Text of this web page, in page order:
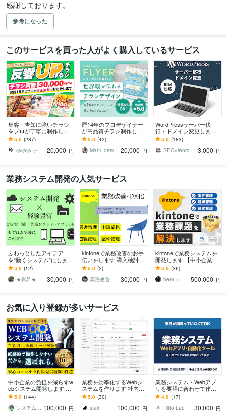
感謝しております。
参考になった
このサービスを買った人がよく購入しているサービス
集客・告知に強いチラシ
をプロが丁寧に制作しま
す チラシ・看板・三つ折
り・パンフ・ポスター・
メニュー OK！
5.0 (287)
ゆゆゆ デザイン
20,000 円
歴14年のプロデザイナー
が高品質チラシ制作しま
す 世界観を表現したター
ゲットに届くデザインお
届けします！
5.0 (42)
Mani_design 20,000 円
WordPressサーバー移
行・ドメイン変更します
即日可！セキュリティ設
定やSEO設定の見直しも
お任せください
5.0 (183)
SEO×WordPressエンジニア瀬尾 3,000 円
業務システム開発の人気サービス
ふわっとしたアイデア
を“動くシステム”にします
【相見積り可】【即日返
信】【安心保証あり】
5.0 (12)
★真希★
30,000 円
kintoneで業務改善のお手
伝いをします 導入検討相
談から業務改善提案・ア
プリ作成まで対応しま
す！
5.0 (2)
業務改善_しほ 30,000 円
kintoneで業務システムを
開発します 【中小企業向
け】専用システムの構築
で社内DXをサポート
5.0 (36)
hero（ヒーロー）｜kintone
500,000 円
お気に入り登録が多いサービス
中小企業の負担を減らすw
ebシステム開発します 業
務を効率化するシステム
の開発から保守まで一貫
対応！
5.0 (144)
システムエンジニアCLOVER 100,000 円
業務を効率化するWebシ
ステムを作ります 社内シ
ステムや会員サイトな
ど、決済機能にも対応し
ます
5.0 (30)
stair
100,000 円
業務システム・Webアプ
リを要望に合わせて作り
ます 要件が固まっていな
くてもOK。お見積りは無
料です
4.8 (17)
Ritto Lab
30,000 円